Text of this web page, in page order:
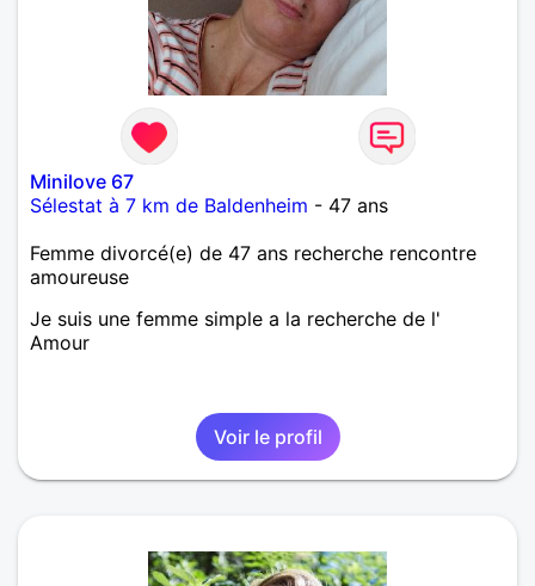
Minilove 67
Sélestat à 7 km de Baldenheim - 47 ans
Femme divorcé(e) de 47 ans recherche rencontre
amoureuse
Je suis une femme simple a la recherche de l'
Amour
Voir le profil